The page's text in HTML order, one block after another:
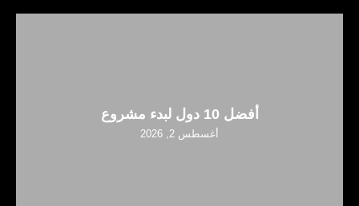
أفضل 10 دول لبدء مشروع
أغسطس 2, 2026